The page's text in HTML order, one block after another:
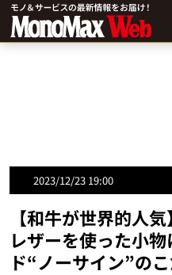
2023/12/23 19:00
【和牛が世界的人
レザーを使った小
ド“ノーサイン”の